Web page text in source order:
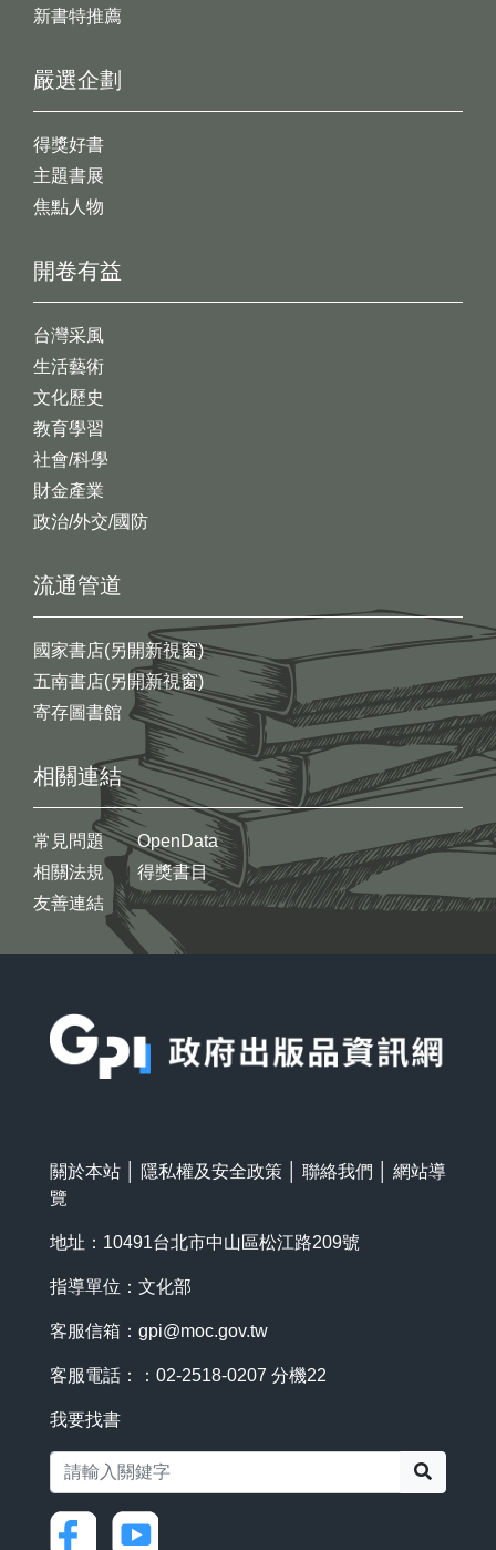
新書特推薦
開卷有益
台灣采風
生活藝術
文化歷史
教育學習
社會/科學
財金產業
政治/外交/國防
嚴選企劃
得獎好書
主題書展
焦點人物
流通管道
國家書店(另開新視窗)
五南書店(另開新視窗)
寄存圖書館
相關連結
常見問題
相關法規
友善連結
OpenData
得獎書目
關於本站 隱私權及安全政策 聯絡我們
網站導
覽
地址：10491台北市中山區松江路209號
指導單位：文化部
客服信箱： gpi@moc.gov.tw
客服電話：：02-2518-0207 分機22
我要找書